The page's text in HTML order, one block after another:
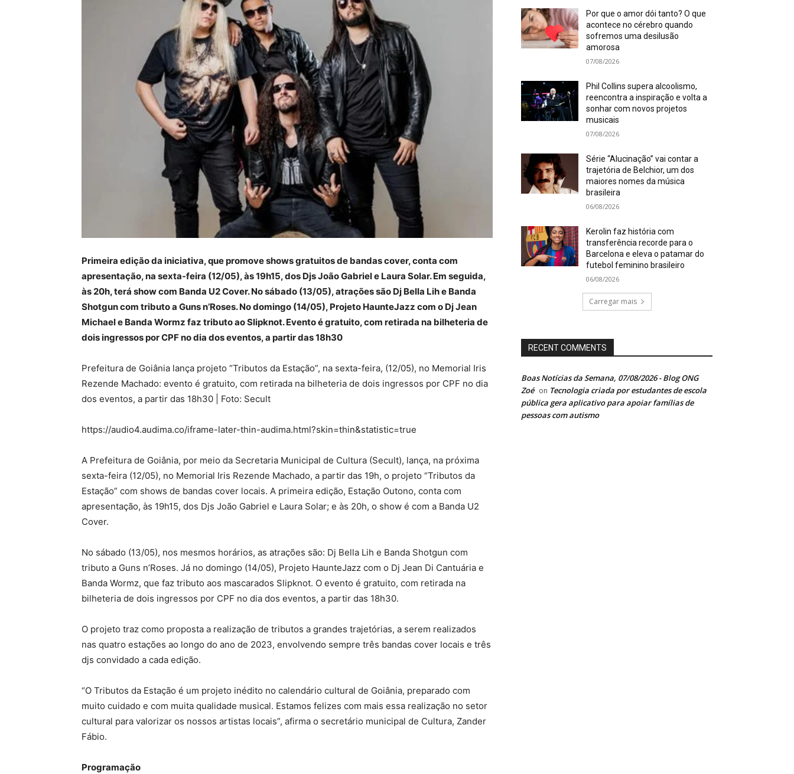
Primeira edição da iniciativa, que promove shows gratuitos de bandas cover, conta com
apresentação, na sexta-feira (12/05), às 19h15, dos Djs João Gabriel e Laura Solar. Em seguida,
às 20h, terá show com Banda U2 Cover. No sábado (13/05), atrações são Dj Bella Lih e Banda
Shotgun com tributo a Guns n’Roses. No domingo (14/05), Projeto HaunteJazz com o Dj Jean
Michael e Banda Wormz faz tributo ao Slipknot. Evento é gratuito, com retirada na bilheteria de
dois ingressos por CPF no dia dos eventos, a partir das 18h30
Prefeitura de Goiânia lança projeto “Tributos da Estação”, na sexta-feira, (12/05), no Memorial Iris
Rezende Machado: evento é gratuito, com retirada na bilheteria de dois ingressos por CPF no dia
dos eventos, a partir das 18h30 | Foto: Secult
https://audio4.audima.co/iframe-later-thin-audima.html?skin=thin&statistic=true
A Prefeitura de Goiânia, por meio da Secretaria Municipal de Cultura (Secult), lança, na próxima
sexta-feira (12/05), no Memorial Iris Rezende Machado, a partir das 19h, o projeto “Tributos da
Estação” com shows de bandas cover locais. A primeira edição, Estação Outono, conta com
apresentação, às 19h15, dos Djs João Gabriel e Laura Solar; e às 20h, o show é com a Banda U2
Cover.
No sábado (13/05), nos mesmos horários, as atrações são: Dj Bella Lih e Banda Shotgun com
tributo a Guns n’Roses. Já no domingo (14/05), Projeto HaunteJazz com o Dj Jean Di Cantuária e
Banda Wormz, que faz tributo aos mascarados Slipknot. O evento é gratuito, com retirada na
bilheteria de dois ingressos por CPF no dia dos eventos, a partir das 18h30.
O projeto traz como proposta a realização de tributos a grandes trajetórias, a serem realizados
nas quatro estações ao longo do ano de 2023, envolvendo sempre três bandas cover locais e três
djs convidado a cada edição.
“O Tributos da Estação é um projeto inédito no calendário cultural de Goiânia, preparado com
muito cuidado e com muita qualidade musical. Estamos felizes com mais essa realização no setor
cultural para valorizar os nossos artistas locais”, afirma o secretário municipal de Cultura, Zander
Fábio.
Programação
Por que o amor dói tanto? O que
acontece no cérebro quando
sofremos uma desilusão
amorosa
07/08/2026
Phil Collins supera alcoolismo,
reencontra a inspiração e volta a
sonhar com novos projetos
musicais
07/08/2026
Série “Alucinação” vai contar a
trajetória de Belchior, um dos
maiores nomes da música
brasileira
06/08/2026
Kerolin faz história com
transferência recorde para o
Barcelona e eleva o patamar do
futebol feminino brasileiro
06/08/2026
Carregar mais
RECENT COMMENTS
Boas Notícias da Semana, 07/08/2026 - Blog ONG
Zoé on Tecnologia criada por estudantes de escola
pública gera aplicativo para apoiar famílias de
pessoas com autismo